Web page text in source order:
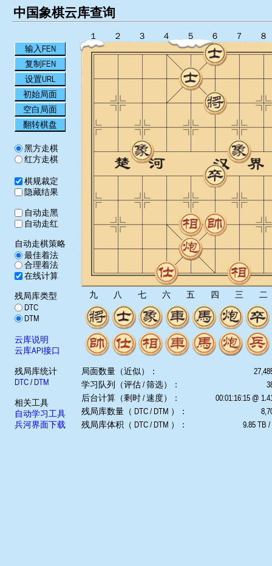
中国象棋云库查询
输入FEN
复制FEN
设置URL
初始局面
空白局面
翻转棋盘
黑方走棋
红方走棋
棋规裁定
隐藏结果
自动走黑
自动走红
自动走棋策略
最佳着法
合理着法
在线计算
残局库类型
DTC
DTM
云库说明
云库API接口
残局库统计
DTC/ DTM
相关工具
自动学习工具
兵河界面下载
１ ２ ３ ４ ５ ６ ７ ８
九 八 七 六 五 四 三 二
局面数量（近似）：
学习队列（评估 / 筛选）：
后台计算（剩时 / 速度）：
00:01:16:15 @
残局库数量（ DTC / DTM ）：
残局库体积（ DTC / DTM ）：
9.85 TB